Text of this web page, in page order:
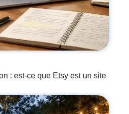
: est-ce que Etsy est un site